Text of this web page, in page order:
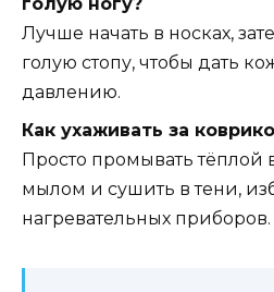
Лучше начать в носках,
голую стопу, чтобы дать
давлению.
Как ухаживать за
Просто промывать тёплой
мылом и сушить в тени,
нагревательных приборов.